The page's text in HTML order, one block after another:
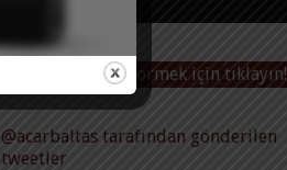
Tüm Videoları görmek için tıklayın!
@acarbaltas tarafından gönderilen
tweetler